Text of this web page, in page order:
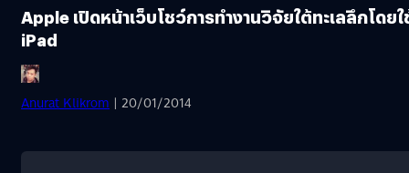
Apple เปิดหน้าเว็บโชว์การทำงานวิจัยใต้ทะเลลึกโดยใ
iPad
Anurat Klikrom | 20/01/2014